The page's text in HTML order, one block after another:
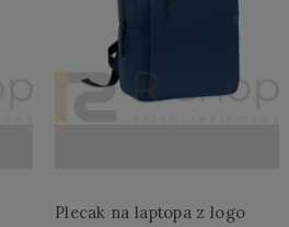
Plecak na laptopa z logo